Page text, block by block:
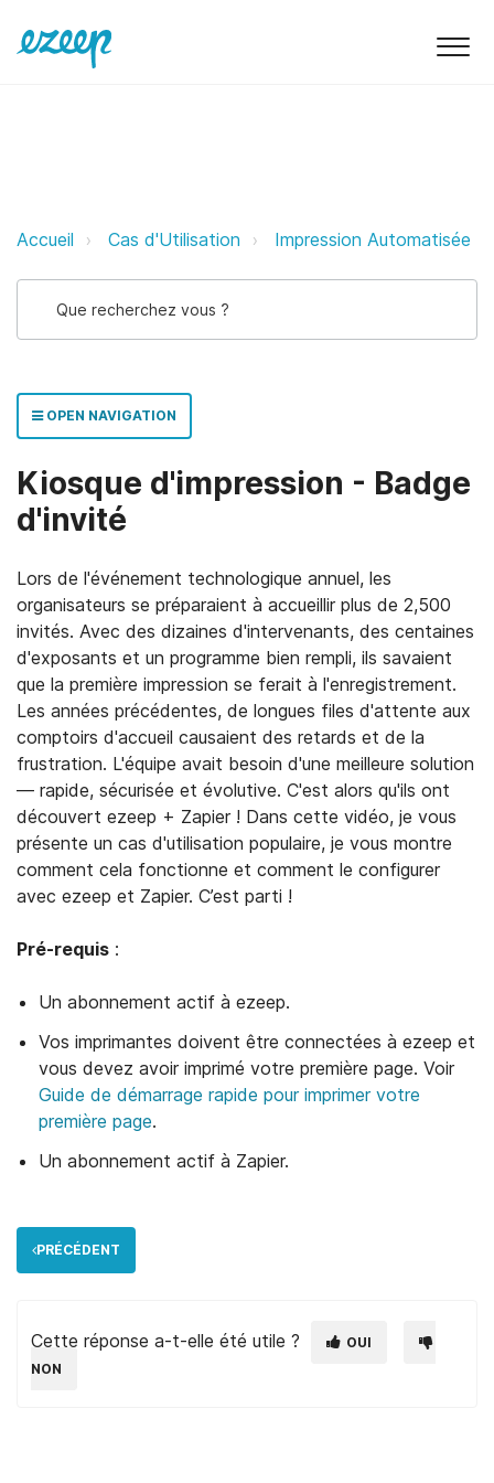
Kiosque d'impression - Badge
Accueil Cas d'Utilisation Impression Automatisée
OPEN NAVIGATION
Kiosque d'impression - Badge
d'invité
Lors de l'événement technologique annuel, les
organisateurs se préparaient à accueillir plus de 2,500
invités. Avec des dizaines d'intervenants, des centaines
d'exposants et un programme bien rempli, ils savaient
que la première impression se ferait à l'enregistrement.
Les années précédentes, de longues files d'attente aux
comptoirs d'accueil causaient des retards et de la
frustration. L'équipe avait besoin d'une meilleure solution
— rapide, sécurisée et évolutive. C'est alors qu'ils ont
découvert ezeep + Zapier ! Dans cette vidéo, je vous
présente un cas d'utilisation populaire, je vous montre
comment cela fonctionne et comment le configurer
avec ezeep et Zapier. C’est parti !
Pré-requis :
Un abonnement actif à ezeep.
Vos imprimantes doivent être connectées à ezeep et
vous devez avoir imprimé votre première page. Voir
Guide de démarrage rapide pour imprimer votre
première page.
Un abonnement actif à Zapier.
PRÉCÉDENT
Cette réponse a-t-elle été utile ?
OUI
NON